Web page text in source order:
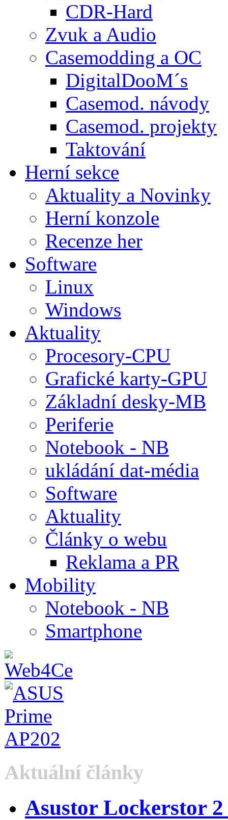
CDR-Hard
Zvuk a Audio
Casemodding a OC
DigitalDooM´s
Casemod. návody
Casemod. projekty
Taktování
Herní sekce
Aktuality a Novinky
Herní konzole
Recenze her
Software
Linux
Windows
Aktuality
Procesory-CPU
Grafické karty-GPU
Základní desky-MB
Periferie
Notebook - NB
ukládání dat-média
Software
Aktuality
Články o webu
Reklama a PR
Mobility
Notebook - NB
Smartphone
Aktuální články
Asustor Lockerstor